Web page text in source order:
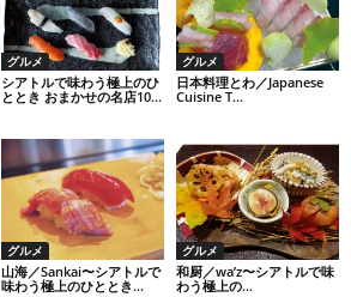
グルメ
シアトルで味わう極上のひ
ととき おまかせの名店10...
グルメ
日本料理とわ／Japanese
Cuisine T...
グルメ
山海／Sankai〜シアトルで
味わう極上のひととき...
グルメ
和厨／wa’z〜シアトルで味
わう極上の...